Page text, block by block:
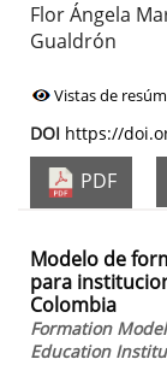
Flor Ángela
Gualdrón
Vistas de
DOI https://
PDF
Modelo de
para
Colombia
Formation
Education